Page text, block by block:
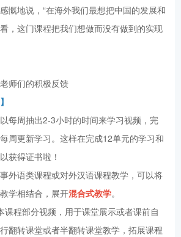
慨地说，“在海外我们最想把中国的发展和
，这门课程把我们想做而没有做到的实现
师们的积极反馈
以每周抽出2-3小时的时间来学习视频，完
周更新学习。这样在完成12单元的学习和
获得证书啦！
事外语类课程或对外汉语课程教学，可以将
学相结合，展开混合式教学。
课程部分视频，用于课堂展示或者课前自
翻转课堂或者半翻转课堂教学，拓展课程